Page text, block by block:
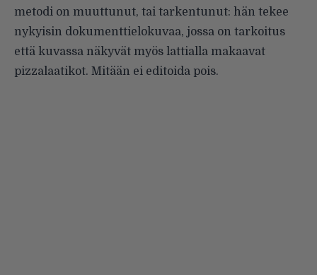
metodi on muuttunut, tai tarkentunut: hän tekee
nykyisin dokumenttielokuvaa, jossa on tarkoitus
että kuvassa näkyvät myös lattialla makaavat
pizzalaatikot. Mitään ei editoida pois.